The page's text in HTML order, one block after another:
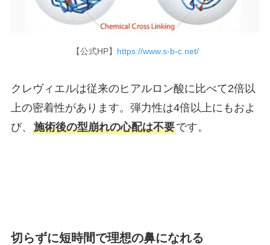
【公式HP】 https://www.s-b-c.net/
クレヴィエルは従来のヒアルロン酸に比べて2倍以
上の密着性があります。弾力性は4倍以上にもおよ
び、 施術後の型崩れの心配は不要です。
切らずに短時間で理想の鼻になれる